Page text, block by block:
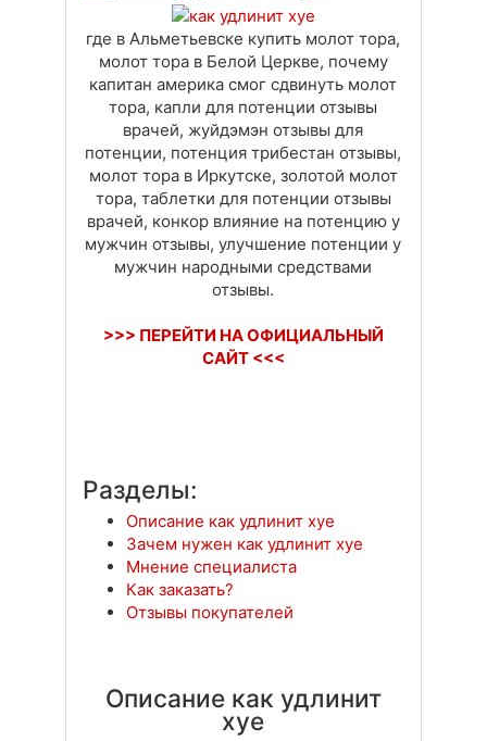
где в Альметьевске купить молот тора,
молот тора в Белой Церкве, почему
капитан америка смог сдвинуть молот
тора, капли для потенции отзывы
врачей, жуйдэмэн отзывы для
потенции, потенция трибестан отзывы,
молот тора в Иркутске, золотой молот
тора, таблетки для потенции отзывы
врачей, конкор влияние на потенцию у
мужчин отзывы, улучшение потенции у
мужчин народными средствами
отзывы.
>>> ПЕРЕЙТИ НА ОФИЦИАЛЬНЫЙ
САЙТ <<<
Разделы:
Описание как удлинит хуе
Зачем нужен как удлинит хуе
Мнение специалиста
Как заказать?
Отзывы покупателей
Описание как удлинит
хуе